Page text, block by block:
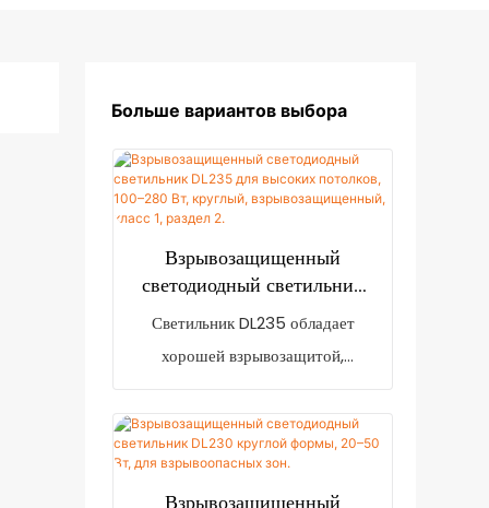
Больше вариантов выбора
Взрывозащищенный
светодиодный светильник
DL235 для высоких
потолков, 100–280 Вт,
круглый,
1, раздел 2.
Светильник DL235 обладает
хорошей взрывозащитой,
содержащих взрывоопасные газы
IIA, IIB, IIC, а также в различных
Взрывозащищенный